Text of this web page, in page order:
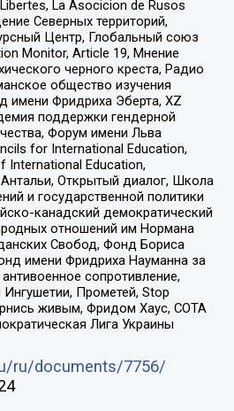
La Asocicion de Rusos
Северных территорий,
Центр, Глобальный союз
Monitor, Article 19, Мнение
черного креста, Радио
общество изучения
имени Фридриха Эберта, XZ
поддержки гендерной
Форум имени Льва
for International Education,
International Education,
Открытый диалог, Школа
и государственной политики
канадский демократический
отношений им Нормана
Свобод, Фонд Бориса
имени Фридриха Науманна за
сопротивление,
Прометей, Stop
живым, Фридом Хаус, СОТА
Лига Украины
ru/documents/7756/